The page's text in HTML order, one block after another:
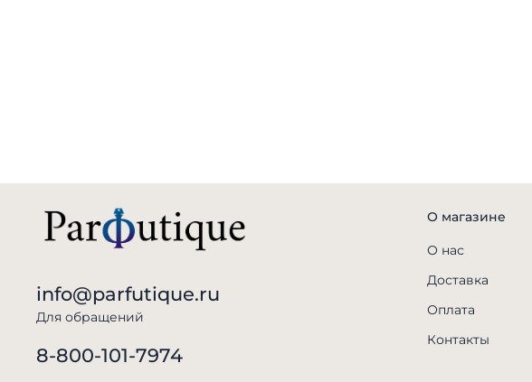
О магазине
О нас
Доставка
Оплата
Контакты
info@parfutique.ru
Для обращений
8-800-101-7974